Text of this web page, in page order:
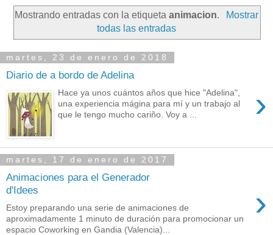
Mostrando entradas con la etiquetaanimacion.
Mostrar
todas las entradas
martes, 23 de enero de 2018
Diario de a bordo de Adelina
›
Hace ya unos cuántos años que hice "Adelina",
una experiencia mágina para mí y un trabajo al
que le tengo mucho cariño. Voy a ...
martes, 17 de enero de 2017
Animaciones para el Generador
d'Idees
›
Estoy preparando una serie de animaciones de
aproximadamente 1 minuto de duración para promocionar un
espacio Coworking en Gandia (Valencia)...